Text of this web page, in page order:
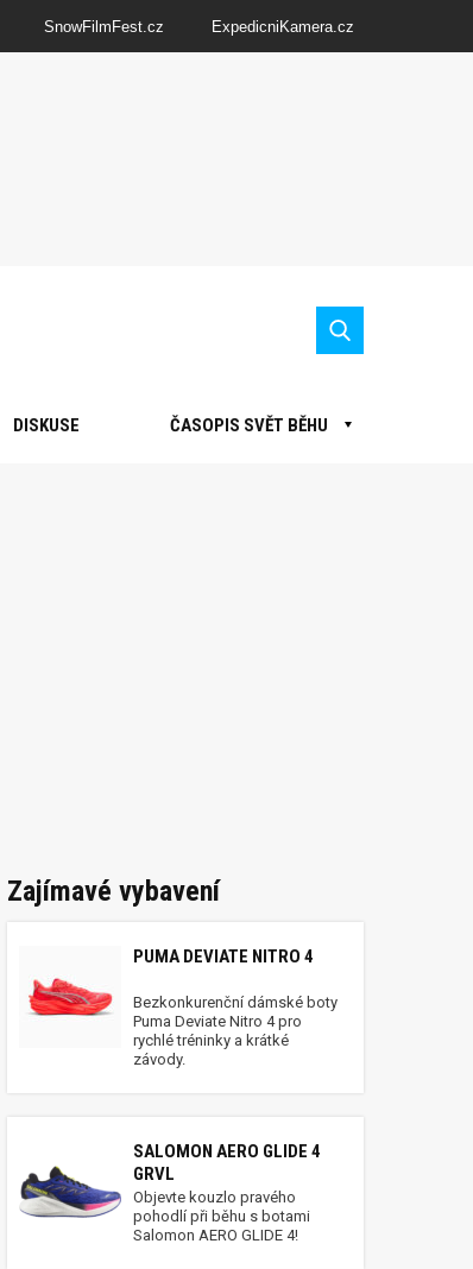
SnowFilmFest.cz ExpedicniKamera.cz
DISKUSE ČASOPIS SVĚT BĚHU
Zajímavé vybavení
PUMA DEVIATE NITRO 4
Bezkonkurenční dámské boty
Puma Deviate Nitro 4 pro
rychlé tréninky a krátké
závody.
SALOMON AERO GLIDE 4
GRVL
Objevte kouzlo pravého
pohodlí při běhu s botami
Salomon AERO GLIDE 4!